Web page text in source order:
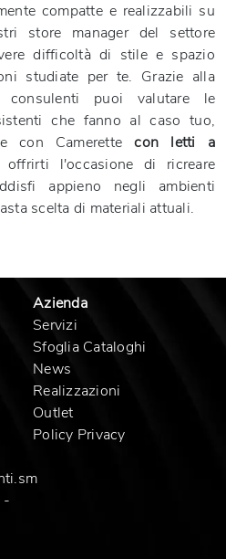
compatte e realizzabili su
store manager del settore
difficoltà di stile e spazio
studiate per te. Grazie alla
puoi valutare le
che fanno al caso tuo,
con Camerettecon letti a
l'occasione di ricreare
appieno negli ambienti
scelta di materiali attuali.
-
Azienda
Servizi
Sfoglia Cataloghi
News
Realizzazioni
Outlet
Policy Privacy